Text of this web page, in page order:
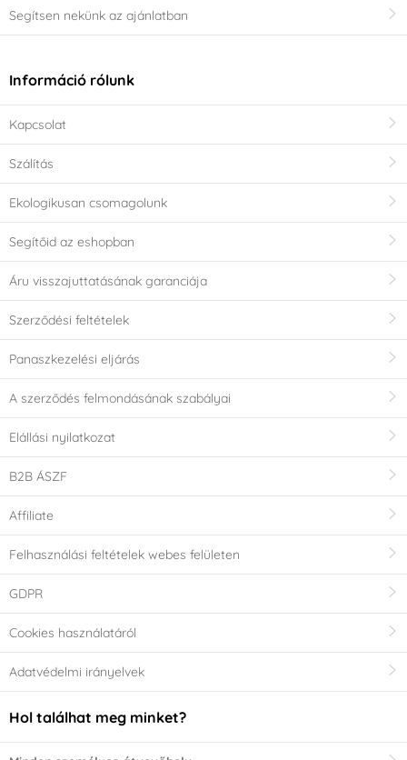
Segítsen nekünk az ajánlatban
Információ rólunk
Kapcsolat
Szálítás
Ekologikusan csomagolunk
Segítőid az eshopban
Áru visszajuttatásának garanciája
Szerződési feltételek
Panaszkezelési eljárás
A szerződés felmondásának szabályai
Elállási nyilatkozat
B2B ÁSZF
Affiliate
Felhasználási feltételek webes felületen
GDPR
Cookies használatáról
Adatvédelmi irányelvek
Hol találhat meg minket?